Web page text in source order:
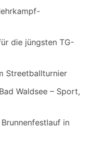
die jüngsten TG-
Streetballturnier
Waldsee – Sport,
in